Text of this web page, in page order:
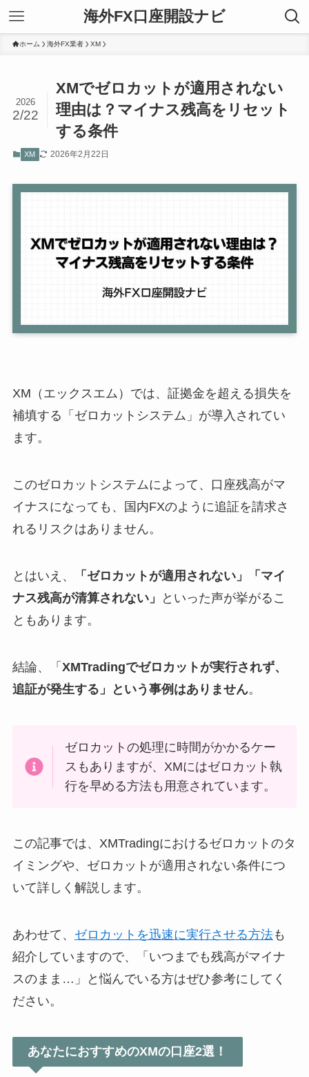
海外FX口座開設ナビ
ホーム 海外FX業者 XM
XMでゼロカットが適用されない
理由は？マイナス残高をリセット
する条件
2026
2/22
XM 2026年2月22日
XM（エックスエム）では、証拠金を超える損失を
補填する「ゼロカットシステム」が導入されてい
ます。
このゼロカットシステムによって、口座残高がマ
イナスになっても、国内FXのように追証を請求さ
れるリスクはありません。
とはいえ、
「ゼロカットが適用されない」「マイ
ナス残高が清算されない」
といった声が挙がるこ
ともあります。
結論、「 XMTradingでゼロカットが実行されず、
追証が発生する」という事例はありません。
ゼロカットの処理に時間がかかるケー
スもありますが、XMにはゼロカット執
行を早める方法も用意されています。
この記事では、XMTradingにおけるゼロカットのタ
イミングや、ゼロカットが適用されない条件につ
いて詳しく解説します。
あわせて、 ゼロカットを迅速に実行させる方法も
紹介していますので、「いつまでも残高がマイナ
スのまま…」と悩んでいる方はぜひ参考にしてく
ださい。
あなたにおすすめのXMの口座2選！